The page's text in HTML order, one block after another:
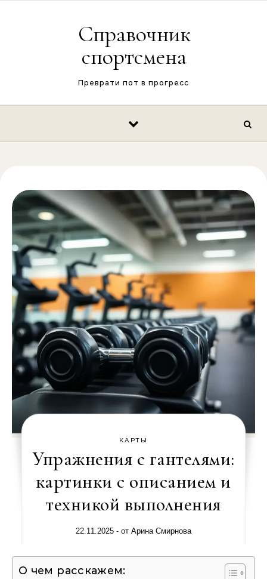
Справочник
спортсмена
Преврати пот в прогресс
КАРТЫ
Упражнения с гантелями:
картинки с описанием и
техникой выполнения
22.11.2025 - от Арина Смирнова
О чем расскажем: